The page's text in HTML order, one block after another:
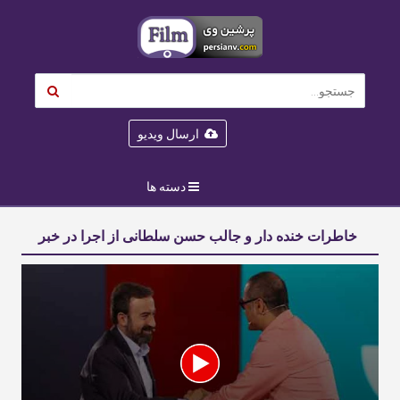
ارسال ویدیو
دسته ها
خاطرات خنده دار و جالب حسن سلطانی از اجرا در خبر